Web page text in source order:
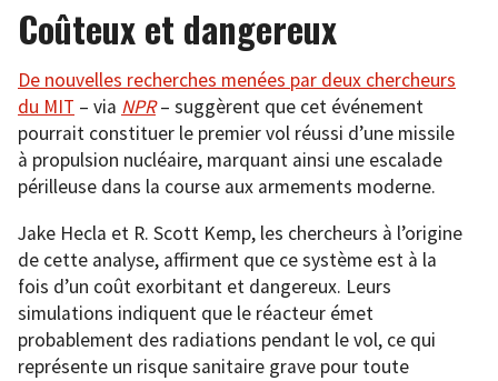
Coûteux et dangereux
De nouvelles recherches menées par deux chercheurs
du MIT – via NPR– suggèrent que cet événement
pourrait constituer le premier vol réussi d’une missile
à propulsion nucléaire, marquant ainsi une escalade
périlleuse dans la course aux armements moderne.
Jake Hecla et R. Scott Kemp, les chercheurs à l’origine
de cette analyse, affirment que ce système est à la
fois d’un coût exorbitant et dangereux. Leurs
simulations indiquent que le réacteur émet
probablement des radiations pendant le vol, ce qui
représente un risque sanitaire grave pour toute